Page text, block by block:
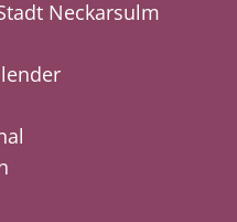
Neckarsulm